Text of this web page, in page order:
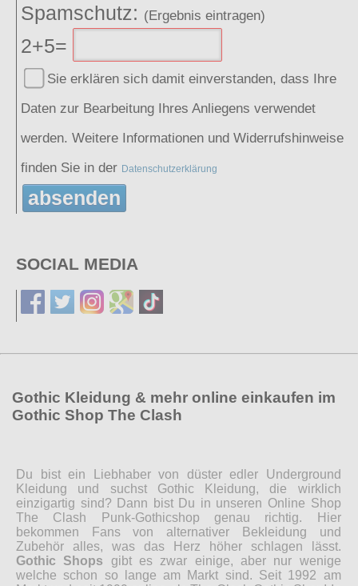
Spamschutz: (Ergebnis eintragen)
2+5=
Sie erklären sich damit einverstanden, dass Ihre
Daten zur Bearbeitung Ihres Anliegens verwendet
werden. Weitere Informationen und Widerrufshinweise
finden Sie in der Datenschutzerklärung
absenden
SOCIAL MEDIA
Gothic Kleidung & mehr online einkaufen im
Gothic Shop The Clash
Du bist ein Liebhaber von düster edler Underground
Kleidung und suchst Gothic Kleidung, die wirklich
einzigartig sind? Dann bist Du in unseren Online Shop
The Clash Punk-Gothicshop genau richtig. Hier
bekommen Fans von alternativer Bekleidung und
Zubehör alles, was das Herz höher schlagen lässt.
Gothic Shops gibt es zwar einige, aber nur wenige
welche schon so lange am Markt sind. Seit 1992 am